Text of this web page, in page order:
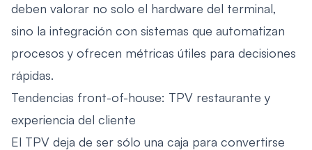
deben valorar no solo el hardware del terminal,
sino la integración con sistemas que automatizan
procesos y ofrecen métricas útiles para decisiones
rápidas.
Tendencias front-of-house: TPV restaurante y
experiencia del cliente
El TPV deja de ser sólo una caja para convertirse